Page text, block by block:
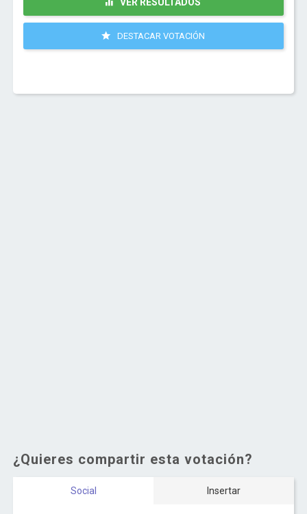
DESTACAR VOTACIÓN
¿Quieres compartir esta votación?
Social Insertar